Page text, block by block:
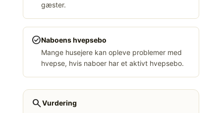
gæster.
check_circleNaboens hvepsebo
Mange husejere kan opleve problemer med
hvepse, hvis naboer har et aktivt hvepsebo.
searchVurdering